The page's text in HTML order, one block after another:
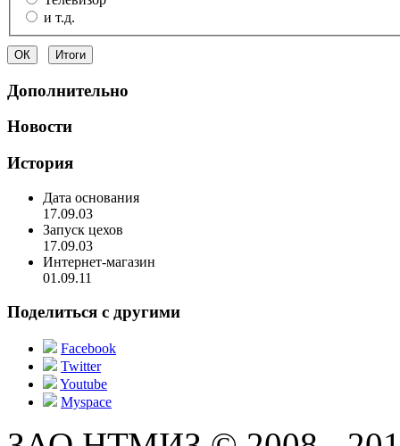
и т.д.
Дополнительно
Новости
История
Дата основания
17.09.03
Запуск цехов
17.09.03
Интернет-магазин
01.09.11
Поделиться с другими
Facebook
Twitter
Youtube
Myspace